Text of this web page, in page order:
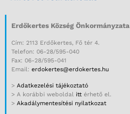
Erdőkertes Község Önkormányzata
Cím: 2113 Erdőkertes, Fő tér 4.
Telefon: 06-28/595-040
Fax: 06-28/595-041
Email: erdokertes@erdokertes.hu
> Adatkezelési tájékoztató
> A korábbi weboldal itt érhető el.
> Akadálymentesítési nyilatkozat